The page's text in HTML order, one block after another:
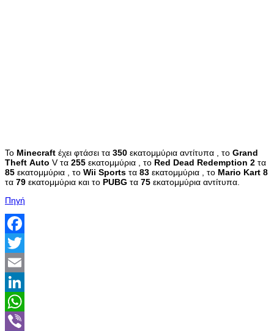
Το Minecraft έχει φτάσει τα 350 εκατομμύρια αντίτυπα , το Grand
Theft Auto V τα 255 εκατομμύρια , το Red Dead Redemption 2 τα
85 εκατομμύρια , το Wii Sports τα 83 εκατομμύρια , το Mario Kart 8
τα 79 εκατομμύρια και το PUBG τα 75 εκατομμύρια αντίτυπα.
Πηγή
Facebook
Twitter
Email
LinkedIn
WhatsApp